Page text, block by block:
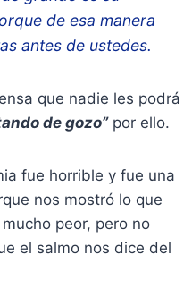
de esa manera
antes de ustedes.
que nadie les podrá
de gozo”por ello.
fue horrible y fue una
nos mostró lo que
peor, pero no
el salmo nos dice del